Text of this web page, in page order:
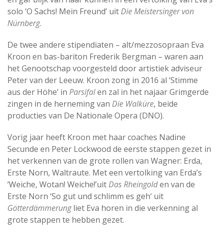
solo ‘O Sachs! Mein Freund’ uitDie Meistersinger von
Nürnberg.
De twee andere stipendiaten – alt/mezzosopraan Eva
Kroon en bas-bariton Frederik Bergman – waren aan
het Genootschap voorgesteld door artistiek adviseur
Peter van der Leeuw. Kroon zong in 2016 al ‘Stimme
aus der Höhe’ in Parsifalen zal in het najaar Grimgerde
zingen in de herneming van Die Walküre, beide
producties van De Nationale Opera (DNO).
Vorig jaar heeft Kroon met haar coaches Nadine
Secunde en Peter Lockwood de eerste stappen gezet in
het verkennen van de grote rollen van Wagner: Erda,
Erste Norn, Waltraute. Met een vertolking van Erda’s
‘Weiche, Wotan! Weiche!’uitDas Rheingolden van de
Erste Norn ‘So gut und schlimm es geh‘ uit
Götterdämmerungliet Eva horen in die verkenning al
grote stappen te hebben gezet.